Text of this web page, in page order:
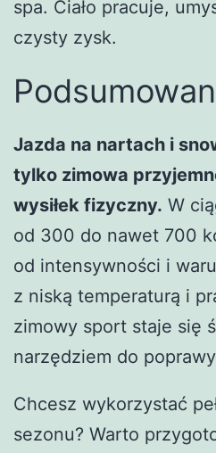
spa. Ciało pracuje,
czysty zysk.
Jazda na nartach i
tylko zimowa
wysiłek fizyczny. W
od 300 do nawet 700
od intensywności i
z niską temperaturą i
zimowy sport staje się
narzędziem do
Chcesz wykorzystać
sezonu? Warto